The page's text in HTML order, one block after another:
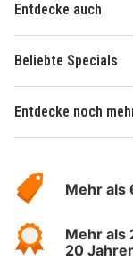
Entdecke auch
Beliebte Specials
Entdecke noch
Hotelspecials
Mehr als
Mehr als
20